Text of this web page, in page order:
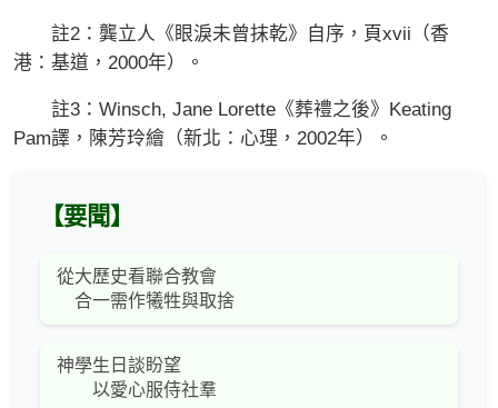
註2：龔立人《眼淚未曾抹乾》自序，頁xvii（香
港：基道，2000年）。
註3：Winsch, Jane Lorette《葬禮之後》Keating
Pam譯，陳芳玲繪（新北：心理，2002年）。
【要聞】
從大歷史看聯合教會
合一需作犧牲與取捨
神學生日談盼望
以愛心服侍社羣